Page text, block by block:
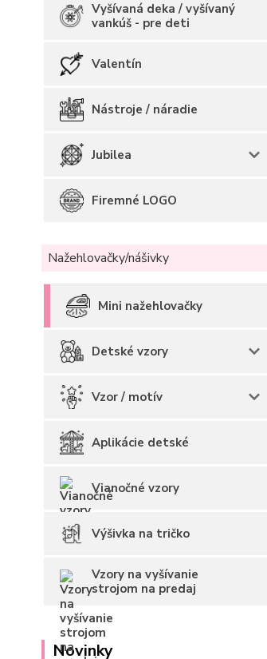
Vyšívaná deka / vyšívaný
vankúš - pre deti
Valentín
Nástroje / náradie
Jubilea
Firemné LOGO
Nažehlovačky/nášivky
Mini nažehlovačky
Detské vzory
Vzor / motív
Aplikácie detské
Vianočné vzory
Výšivka na tričko
Vzory na vyšívanie
strojom na predaj
Novinky